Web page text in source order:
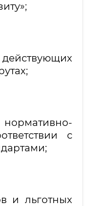
с
и льготных